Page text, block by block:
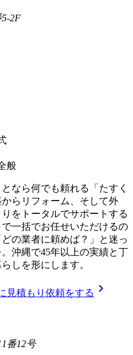
2F
般
なら何でも頼れる「たすく
らリフォーム、そして外
をトータルでサポートする
一括でお任せいただけるの
の業者に頼めば？」と迷っ
沖縄で45年以上の実績と丁
しを形にします。
見積もり依頼をする chevron_right
番12号